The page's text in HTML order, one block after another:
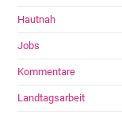
Hautnah
Jobs
Kommentare
Landtagsarbeit